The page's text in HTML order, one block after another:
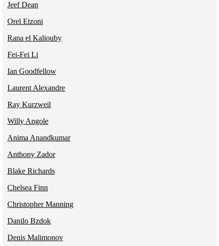
Jeef Dean
Orel Etzoni
Rana el Kaliouby
Fei-Fei Li
Ian Goodfellow
Laurent Alexandre
Ray Kurzweil
Willy Angole
Anima Anandkumar
Anthony Zador
Blake Richards
Chelsea Finn
Christopher Manning
Danilo Bzdok
Denis Malimonov